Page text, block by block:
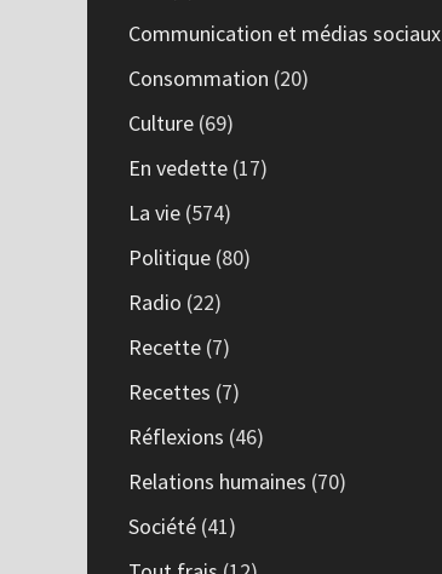
Communication et médias sociaux
Consommation (20)
Culture (69)
En vedette (17)
La vie (574)
Politique (80)
Radio (22)
Recette (7)
Recettes (7)
Réflexions (46)
Relations humaines (70)
Société (41)